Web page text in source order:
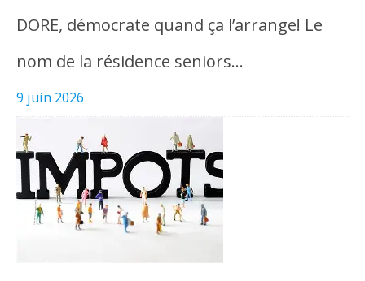
DORE, démocrate quand ça l’arrange! Le
nom de la résidence seniors…
9 juin 2026